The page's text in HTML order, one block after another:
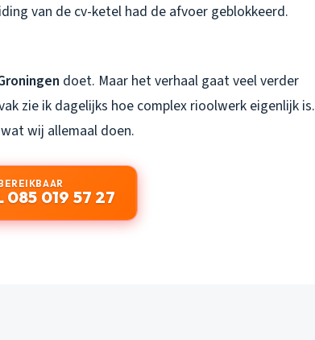
van de cv-ketel had de afvoer geblokkeerd.
doet. Maar het verhaal gaat veel verder
zie ik dagelijks hoe complex rioolwerk eigenlijk is.
wij allemaal doen.
085 019 57 27